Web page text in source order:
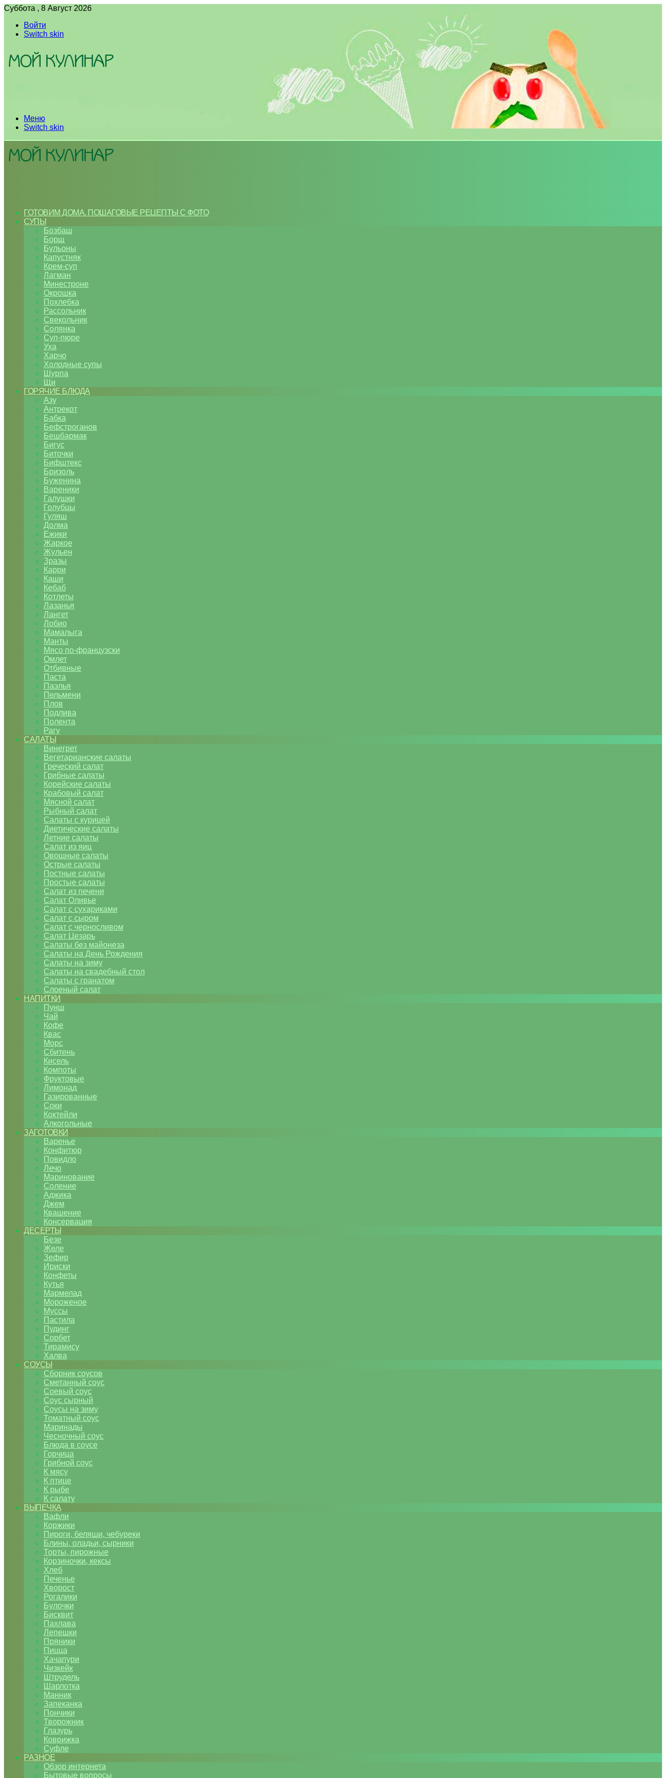
Суббота , 8 Август 2026
Войти
Switch skin
Меню
Switch skin
ГОТОВИМ ДОМА. ПОШАГОВЫЕ РЕЦЕПТЫ С ФОТО
СУПЫ
Бозбаш
Борщ
Бульоны
Капустняк
Крем-суп
Лагман
Минестроне
Окрошка
Похлебка
Рассольник
Свекольник
Солянка
Суп-пюре
Уха
Харчо
Холодные супы
Шурпа
Щи
ГОРЯЧИЕ БЛЮДА
Азу
Антрекот
Бабка
Бефстроганов
Бешбармак
Бигус
Биточки
Бифштекс
Бризоль
Буженина
Вареники
Галушки
Голубцы
Гуляш
Долма
Ежики
Жаркое
Жульен
Зразы
Карри
Каши
Кебаб
Котлеты
Лазанья
Лангет
Лобио
Мамалыга
Манты
Мясо по-французски
Омлет
Отбивные
Паста
Паэлья
Пельмени
Плов
Подлива
Полента
Рагу
САЛАТЫ
Винегрет
Вегетарианские салаты
Греческий салат
Грибные салаты
Корейские салаты
Крабовый салат
Мясной салат
Рыбный салат
Салаты с курицей
Диетические салаты
Летние салаты
Салат из яиц
Овощные салаты
Острые салаты
Постные салаты
Простые салаты
Салат из печени
Салат Оливье
Салат с сухариками
Салат с сыром
Салат с черносливом
Салат Цезарь
Салаты без майонеза
Салаты на День Рождения
Салаты на зиму
Салаты на свадебный стол
Салаты с гранатом
Слоеный салат
НАПИТКИ
Пунш
Чай
Кофе
Квас
Морс
Сбитень
Кисель
Компоты
Фруктовые
Лимонад
Газированные
Соки
Коктейли
Алкогольные
ЗАГОТОВКИ
Варенье
Конфитюр
Повидло
Лечо
Маринование
Соление
Аджика
Джем
Квашение
Консервация
ДЕСЕРТЫ
Безе
Желе
Зефир
Ириски
Конфеты
Кутья
Мармелад
Мороженое
Муссы
Пастила
Пудинг
Сорбет
Тирамису
Халва
СОУСЫ
Сборник соусов
Сметанный соус
Соевый соус
Соус сырный
Соусы на зиму
Томатный соус
Маринады
Чесночный соус
Блюда в соусе
Горчица
Грибной соус
К мясу
К птице
К рыбе
К салату
ВЫПЕЧКА
Вафли
Коржики
Пироги, беляши, чебуреки
Блины, оладьи, сырники
Торты, пирожные
Корзиночки, кексы
Хлеб
Печенье
Хворост
Рогалики
Булочки
Бисквит
Пахлава
Лепешки
Пряники
Пицца
Хачапури
Чизкейк
Штрудель
Шарлотка
Манник
Запеканка
Пончики
Творожник
Глазурь
Коврижка
Суфле
РАЗНОЕ
Обзор интернета
Бытовые вопросы